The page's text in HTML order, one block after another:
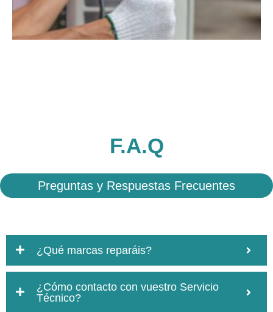
F.A.Q
Preguntas y Respuestas Frecuentes
¿Qué marcas reparáis?
¿Cómo contacto con vuestro Servicio
Técnico?